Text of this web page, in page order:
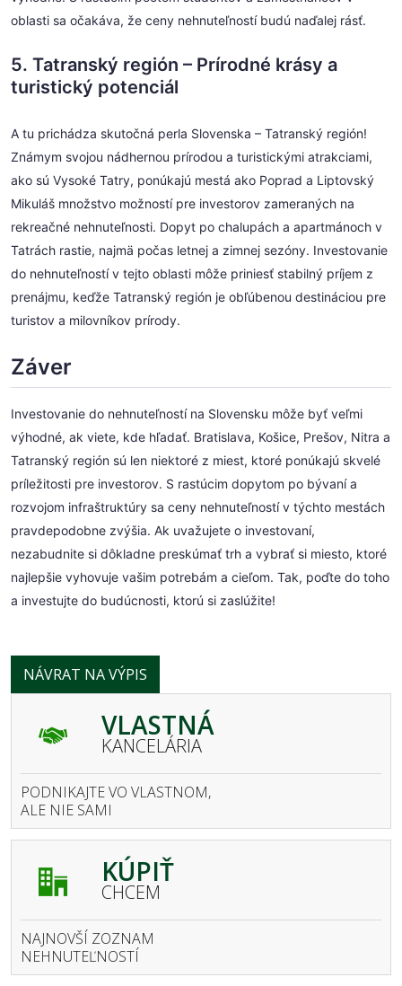
oblasti sa očakáva, že ceny nehnuteľností budú naďalej rásť.
5. Tatranský región – Prírodné krásy a
turistický potenciál
A tu prichádza skutočná perla Slovenska – Tatranský región!
Známym svojou nádhernou prírodou a turistickými atrakciami,
ako sú Vysoké Tatry, ponúkajú mestá ako Poprad a Liptovský
Mikuláš množstvo možností pre investorov zameraných na
rekreačné nehnuteľnosti. Dopyt po chalupách a apartmánoch v
Tatrách rastie, najmä počas letnej a zimnej sezóny. Investovanie
do nehnuteľností v tejto oblasti môže priniesť stabilný príjem z
prenájmu, keďže Tatranský región je obľúbenou destináciou pre
turistov a milovníkov prírody.
Záver
Investovanie do nehnuteľností na Slovensku môže byť veľmi
výhodné, ak viete, kde hľadať. Bratislava, Košice, Prešov, Nitra a
Tatranský región sú len niektoré z miest, ktoré ponúkajú skvelé
príležitosti pre investorov. S rastúcim dopytom po bývaní a
rozvojom infraštruktúry sa ceny nehnuteľností v týchto mestách
pravdepodobne zvýšia. Ak uvažujete o investovaní,
nezabudnite si dôkladne preskúmať trh a vybrať si miesto, ktoré
najlepšie vyhovuje vašim potrebám a cieľom. Tak, poďte do toho
a investujte do budúcnosti, ktorú si zaslúžite!
NÁVRAT NA VÝPIS
VLASTNÁ
KANCELÁRIA
PODNIKAJTE VO VLASTNOM,
ALE NIE SAMI
KÚPIŤ
CHCEM
NAJNOVŠÍ ZOZNAM
NEHNUTEĽNOSTÍ